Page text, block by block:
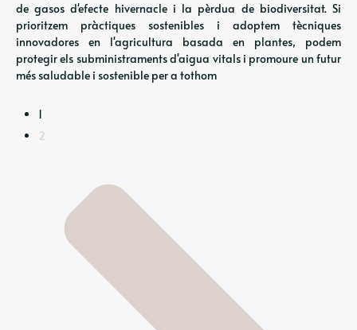
de gasos d'efecte hivernacle i la pèrdua de biodiversitat. Si
prioritzem pràctiques sostenibles i adoptem tècniques
innovadores en l'agricultura basada en plantes, podem
protegir els subministraments d'aigua vitals i promoure un futur
més saludable i sostenible per a tothom
1
2